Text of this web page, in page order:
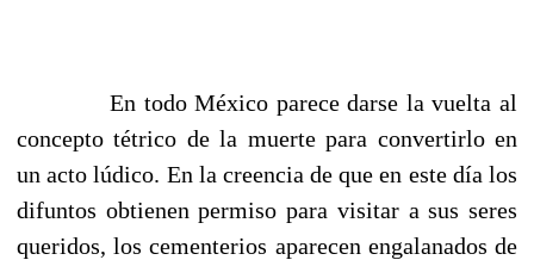
En todo México parece darse la vuelta al
concepto tétrico de la muerte para convertirlo en
un acto lúdico. En la creencia de que en este día los
difuntos obtienen permiso para visitar a sus seres
queridos, los cementerios aparecen engalanados de